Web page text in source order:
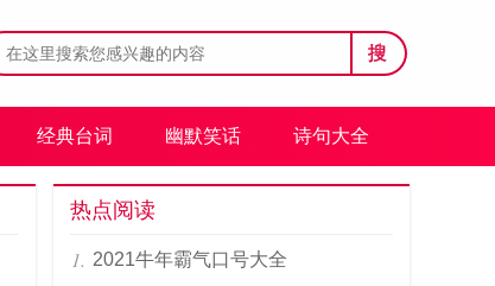
搜
经典台词 幽默笑话 诗句大全
热点阅读
2021牛年霸气口号大全